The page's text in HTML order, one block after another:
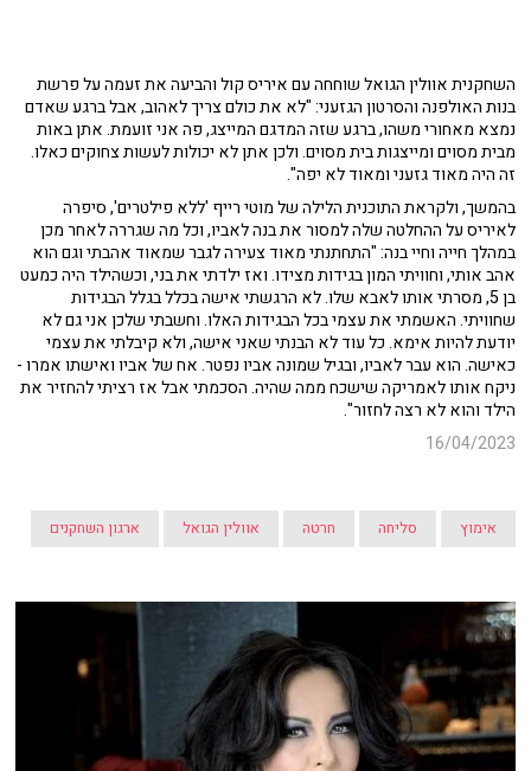
השחקנית אוולין הגואל שוחחה עם איריס קול והביעה את זעמה על פרשת
בנות האולפנה והסרטון הגזעני: "לא את כולם צריך לאהוב, אבל ברגע שאדם
נמצא מאחורי משהו, ברגע שזה המדגם המייצג, פה אני זועמת. אתן באות
מבית מסוים ומייצגות בית מסוים. ולכן אתן לא יכולות לעשות צחוקים כאלו.
זה היה מאוד גזעני ומאוד לא יפה".
בהמשך, ולקראת התוכנית הלילה של מוטי רייף 'ללא פילטרים', סיפרה
לאיריס על ההחלטה שלה למסור את בנה לאביו, וכל מה שגררה לאחר מכן
במהלך חייה וחיי בנה: "התחתנתי מאוד צעירה לגבר שמאוד אהבתי וגם הוא
אהב אותי, וחוויתי המון בגידות מצידו. ואז ילדתי את בני, וכשהילד היה כמעט
בן 5, מסרתי אותו לאבא שלו. לא הרגשתי אישה בכלל בגלל הבגידות
שחוויתי. האשמתי את עצמי בכל הבגידות האלו. וחשבתי שלכן אני גם לא
יודעת להיות אימא. כל עוד לא הבנתי שאני אישה, ולא קיבלתי את עצמי
כאישה. הוא עבר לאביו, ובגיל שמונה אביו נפטר. אח של אביו ואישתו אמרו -
ניקח אותו לאמריקה שישכח ממה שהיה. הסכמתי אבל אז רציתי להחזיר את
הילד והוא לא רצה לחזור".
16/04/2023
אימוץ סליחה חרטה אוולין הגואל ארגון השחקנים